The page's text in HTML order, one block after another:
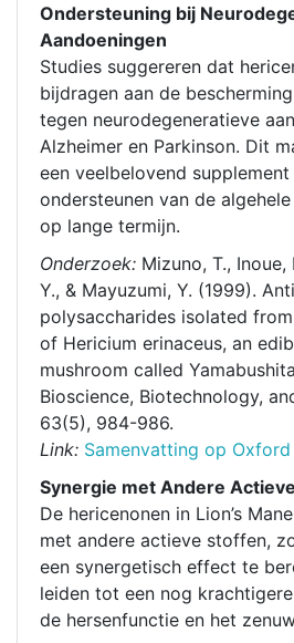
Ondersteuning bij
Aandoeningen
Studies suggereren dat
bijdragen aan de
tegen neurodegeneratieve
Alzheimer en Parkinson. Dit
een veelbelovend
ondersteunen van de
op lange termijn.
Onderzoek: Mizuno, T., Inoue,
Y., & Mayuzumi, Y. (1999).
polysaccharides isolated
of Hericium erinaceus, an
mushroom called
Bioscience, Biotechnology,
63(5), 984-986.
Link: Samenvatting op
Synergie met Andere
De hericenonen in Lion’s
met andere actieve stoffen,
een synergetisch effect te
leiden tot een nog
de hersenfunctie en het